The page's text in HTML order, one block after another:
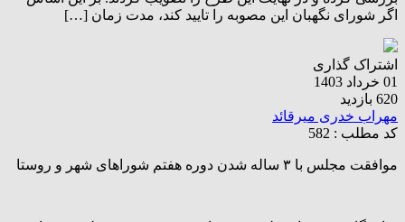
اگر شورای نگهبان این مصوبه را تایید کند، مدت زمان […]
اشتراک گذاری
01 خرداد 1403
620 بازدید
مهراب خدری میرقائد
کد مطلب : 582
موافقت مجلس با ۳ ساله شدن دوره هفتم شوراهای شهر و روستا